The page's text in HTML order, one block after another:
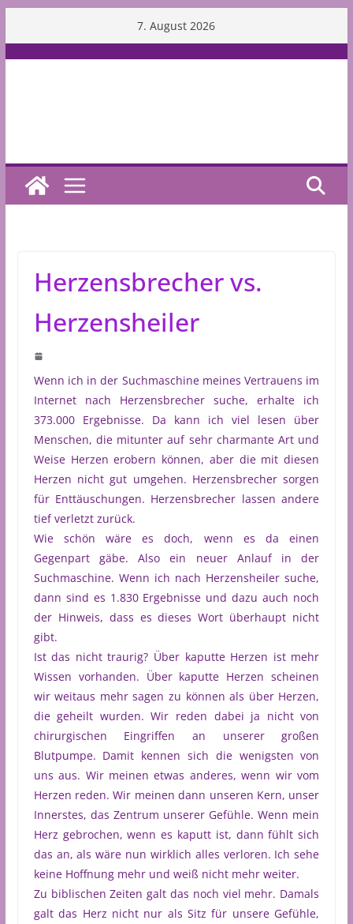
to
content
7. August 2026
Herzensbrecher vs.
Herzensheiler
Wenn ich in der Suchmaschine meines Vertrauens im
Internet nach Herzensbrecher suche, erhalte ich
373.000 Ergebnisse. Da kann ich viel lesen über
Menschen, die mitunter auf sehr charmante Art und
Weise Herzen erobern können, aber die mit diesen
Herzen nicht gut umgehen. Herzensbrecher sorgen
für Enttäuschungen. Herzensbrecher lassen andere
tief verletzt zurück.
Wie schön wäre es doch, wenn es da einen
Gegenpart gäbe. Also ein neuer Anlauf in der
Suchmaschine. Wenn ich nach Herzensheiler suche,
dann sind es 1.830 Ergebnisse und dazu auch noch
der Hinweis, dass es dieses Wort überhaupt nicht
gibt.
Ist das nicht traurig? Über kaputte Herzen ist mehr
Wissen vorhanden. Über kaputte Herzen scheinen
wir weitaus mehr sagen zu können als über Herzen,
die geheilt wurden. Wir reden dabei ja nicht von
chirurgischen Eingriffen an unserer großen
Blutpumpe. Damit kennen sich die wenigsten von
uns aus. Wir meinen etwas anderes, wenn wir vom
Herzen reden. Wir meinen dann unseren Kern, unser
Innerstes, das Zentrum unserer Gefühle. Wenn mein
Herz gebrochen, wenn es kaputt ist, dann fühlt sich
das an, als wäre nun wirklich alles verloren. Ich sehe
keine Hoffnung mehr und weiß nicht mehr weiter.
Zu biblischen Zeiten galt das noch viel mehr. Damals
galt das Herz nicht nur als Sitz für unsere Gefühle,